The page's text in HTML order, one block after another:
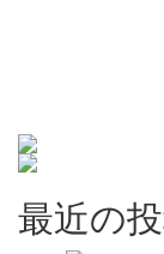
最近の